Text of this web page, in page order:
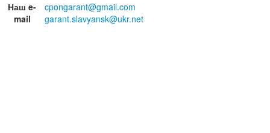
Наш e-
mail
cpongarant@gmail.com
garant.slavyansk@ukr.net